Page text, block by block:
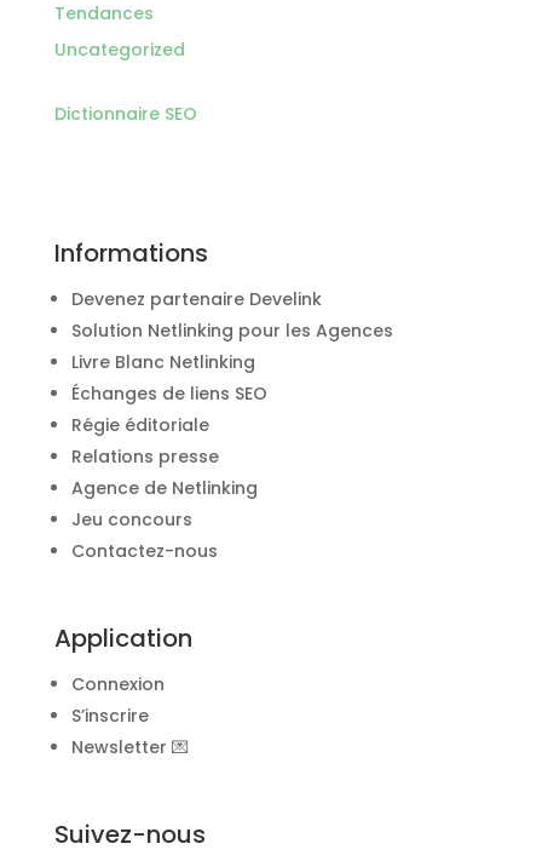
Tendances
Uncategorized
Dictionnaire SEO
Informations
Devenez partenaire Develink
Solution Netlinking pour les Agences
Livre Blanc Netlinking
Échanges de liens SEO
Régie éditoriale
Relations presse
Agence de Netlinking
Jeu concours
Contactez-nous
Application
Connexion
S’inscrire
Newsletter 💌
Suivez-nous